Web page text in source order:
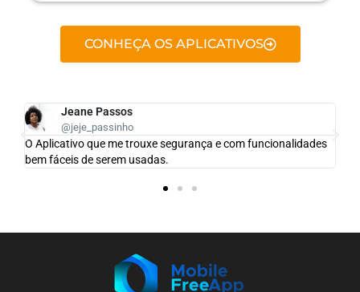
CONHEÇA OS APLICATIVOS
Jeane Passos
@jeje_passinho
O Aplicativo que me trouxe segurança e com funcionalidades
bem fáceis de serem usadas.